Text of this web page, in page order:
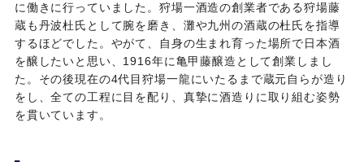
に働きに行っていました。狩場一酒造の創業者である狩場藤
蔵も丹波杜氏として腕を磨き、灘や九州の酒蔵の杜氏を指導
するほどでした。やがて、自身の生まれ育った場所で日本酒
を醸したいと思い、1916年に亀甲藤醸造として創業しまし
た。その後現在の4代目狩場一龍にいたるまで蔵元自らが造り
をし、全ての工程に目を配り、真摯に酒造りに取り組む姿勢
を貫いています。